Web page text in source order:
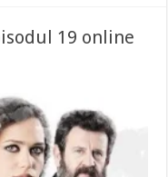
19 online